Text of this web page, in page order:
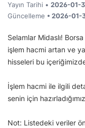
Yayın Tarihi • 2026-01-
Güncelleme • 2026-01-
Selamlar Midaslı!
işlem hacmi artan ve
hisseleri bu
İşlem hacmi ile ilgili
senin için
Not: Listedeki veriler